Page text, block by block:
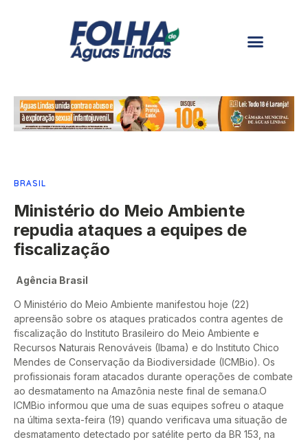
BRASIL
Ministério do Meio Ambiente
repudia ataques a equipes de
fiscalização
Agência Brasil
O Ministério do Meio Ambiente manifestou hoje (22)
apreensão sobre os ataques praticados contra agentes de
fiscalização do Instituto Brasileiro do Meio Ambiente e
Recursos Naturais Renováveis (Ibama) e do Instituto Chico
Mendes de Conservação da Biodiversidade (ICMBio). Os
profissionais foram atacados durante operações de combate
ao desmatamento na Amazônia neste final de semana.O
ICMBio informou que uma de suas equipes sofreu o ataque
na última sexta-feira (19) quando verificava uma situação de
desmatamento detectado por satélite perto da BR 153, na